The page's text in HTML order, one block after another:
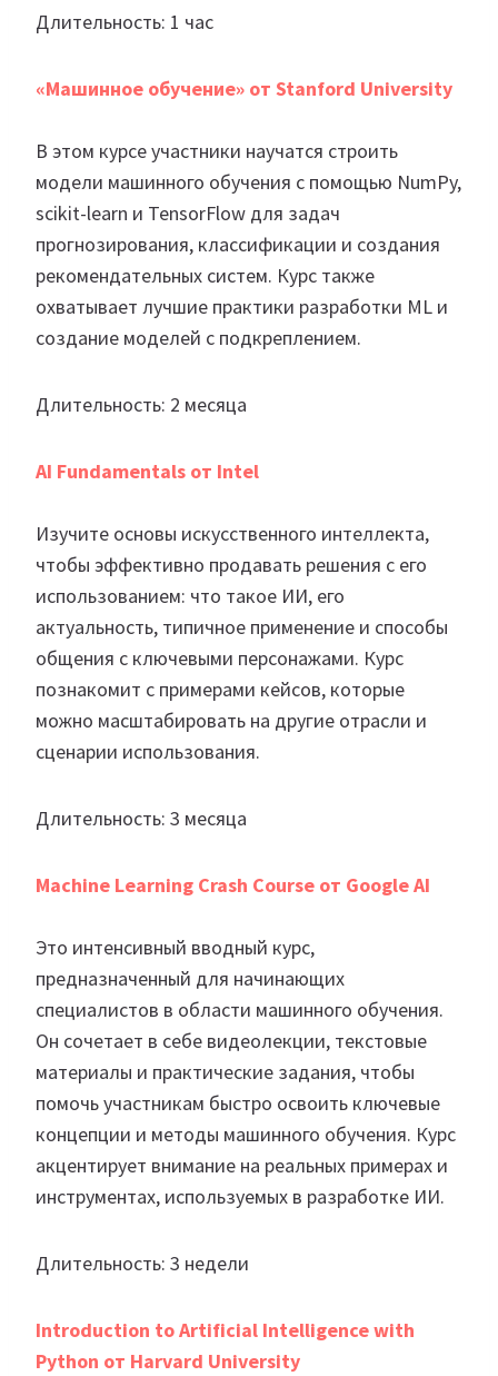
Длительность: 1 час
«Машинное обучение» от Stanford University
В этом курсе участники научатся строить
модели машинного обучения с помощью NumPy,
scikit-learn и TensorFlow для задач
прогнозирования, классификации и создания
рекомендательных систем. Курс также
охватывает лучшие практики разработки ML и
создание моделей с подкреплением.
Длительность: 2 месяца
AI Fundamentals от Intel
Изучите основы искусственного интеллекта,
чтобы эффективно продавать решения с его
использованием: что такое ИИ, его
актуальность, типичное применение и способы
общения с ключевыми персонажами. Курс
познакомит с примерами кейсов, которые
можно масштабировать на другие отрасли и
сценарии использования.
Длительность: 3 месяца
Machine Learning Crash Course от Google AI
Это интенсивный вводный курс,
предназначенный для начинающих
специалистов в области машинного обучения.
Он сочетает в себе видеолекции, текстовые
материалы и практические задания, чтобы
помочь участникам быстро освоить ключевые
концепции и методы машинного обучения. Курс
акцентирует внимание на реальных примерах и
инструментах, используемых в разработке ИИ.
Длительность: 3 недели
Introduction to Artificial Intelligence with
Python от Harvard University